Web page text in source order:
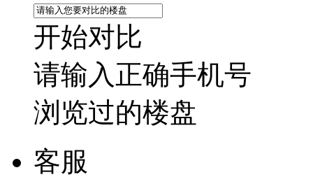
开始对比
请输入正确手机号
浏览过的楼盘
客服